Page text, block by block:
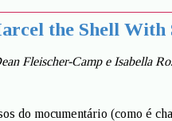
the Shell With
Fleischer-Camp e Isabella
do mocumentário (como é